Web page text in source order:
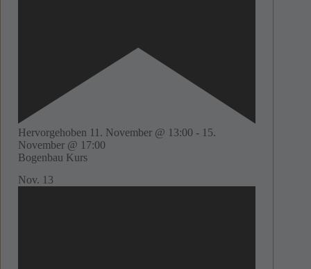
Hervorgehoben 11. November @ 13:00 - 15.
November @ 17:00
Bogenbau Kurs
Nov. 13